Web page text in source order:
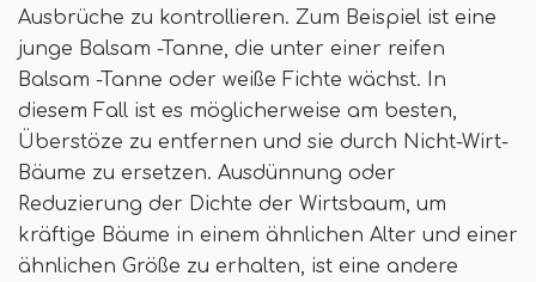
Ausbrüche zu kontrollieren. Zum Beispiel ist eine
junge Balsam -Tanne, die unter einer reifen
Balsam -Tanne oder weiße Fichte wächst. In
diesem Fall ist es möglicherweise am besten,
Überstöze zu entfernen und sie durch Nicht-Wirt-
Bäume zu ersetzen. Ausdünnung oder
Reduzierung der Dichte der Wirtsbaum, um
kräftige Bäume in einem ähnlichen Alter und einer
ähnlichen Größe zu erhalten, ist eine andere